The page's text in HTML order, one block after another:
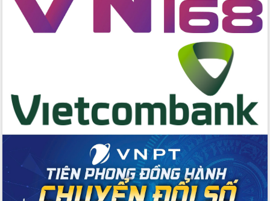
Tỉnh Đắk Lắk hiện đại hóa y tế từ bệnh
án điện tử
Tập huấn công tác đối ngoại và tuyên
lợi các mục tiêu, nhiệm vụ Nghị quyết
Đại hội đại biểu Đảng bộ tỉnh Đắk Lắk
nhiệm kỳ 2025-2030
Khai mạc trọng thể Đại hội đại biểu
Đảng bộ tỉnh Đắk Lắk lần thứ I, nhiệm
kỳ 2025 - 2030
Đắk Lắk hoàn thành mục tiêu xóa nhà
tạm, nhà dột nát năm 2025